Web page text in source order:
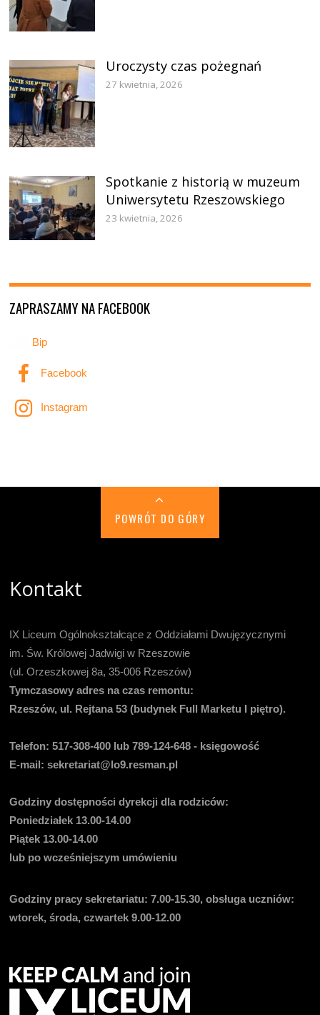
Uroczysty czas pożegnań
27 kwietnia, 2026
Spotkanie z historią w muzeum
Uniwersytetu Rzeszowskiego
23 kwietnia, 2026
ZAPRASZAMY NA FACEBOOK
Bip
Facebook
Instagram
POWRÓT DO GÓRY
Kontakt
IX Liceum Ogólnokształcące z Oddziałami Dwujęzycznymi
im. Św. Królowej Jadwigi w Rzeszowie
(ul. Orzeszkowej 8a, 35-006 Rzeszów)
Tymczasowy adres na czas remontu:
Rzeszów, ul. Rejtana 53 (budynek Full Marketu I piętro).
Telefon:517-308-400 lub 789-124-648 - księgowość
E-mail: sekretariat@lo9.resman.pl
Godziny dostępności dyrekcji dla rodziców:
Poniedziałek 13.00-14.00
Piątek 13.00-14.00
lub po wcześniejszym umówieniu
Godziny pracy sekretariatu: 7.00-15.30, obsługa uczniów:
wtorek, środa, czwartek 9.00-12.00